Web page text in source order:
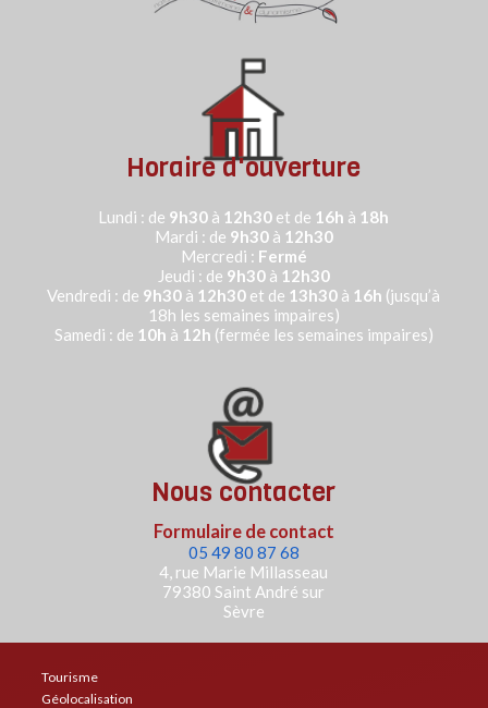
Horaire d'ouverture
Lundi : de 9h30 à 12h30 et de 16h à 18h
Mardi : de 9h30à 12h30
Mercredi : Fermé
Jeudi : de 9h30à 12h30
Vendredi : de 9h30 à 12h30 et de 13h30 à 16h (jusqu’à
18h les semaines impaires)
Samedi : de 10h à 12h (fermée les semaines impaires)
Nous contacter
Formulaire de contact
05 49 80 87 68
4, rue Marie Millasseau
79380 Saint André sur
Sèvre
Tourisme
Géolocalisation